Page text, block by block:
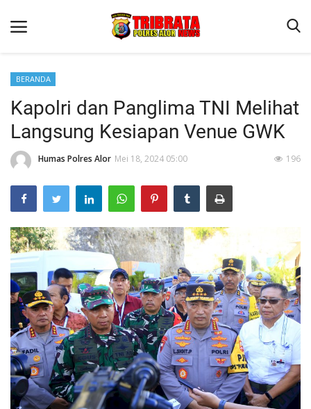
Beranda
Terms & Conditions
Reskrim
Binkam
Lantas
Giat Ops
Mitra Polisi
Polisi Kita
BERANDA
Kapolri dan Panglima TNI Melihat
Langsung Kesiapan Venue GWK
Humas Polres Alor Mei 18, 2024 05:00 196